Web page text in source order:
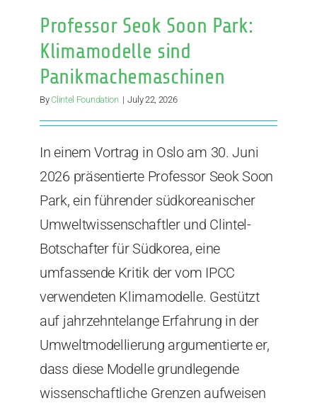
Professor Seok Soon Park:
Klimamodelle sind
Panikmachemaschinen
ByClintel Foundation | July 22, 2026
In einem Vortrag in Oslo am 30. Juni
2026 präsentierte Professor Seok Soon
Park, ein führender südkoreanischer
Umweltwissenschaftler und Clintel-
Botschafter für Südkorea, eine
umfassende Kritik der vom IPCC
verwendeten Klimamodelle. Gestützt
auf jahrzehntelange Erfahrung in der
Umweltmodellierung argumentierte er,
dass diese Modelle grundlegende
wissenschaftliche Grenzen aufweisen